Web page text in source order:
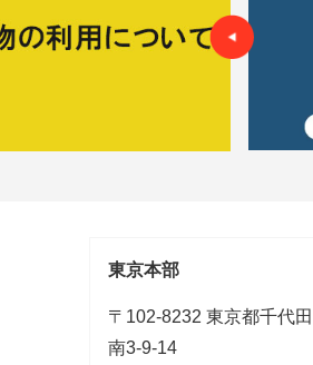
東京本部
〒102-8232 東京都千代
南3-9-14